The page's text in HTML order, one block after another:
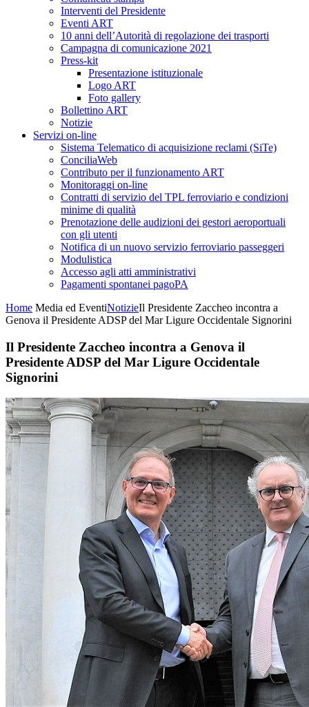
Interventi del Presidente
Eventi ART
10 anni dell’Autorità di regolazione dei trasporti
Campagna di comunicazione 2021
Press-kit
Presentazione istituzionale
Logo ART
Foto gallery
Bollettino ART
Notizie
Servizi on-line
Sistema Telematico di acquisizione reclami (SiTe)
ConciliaWeb
Contributo per il funzionamento ART
Monitoraggi on-line
Contratti di servizio del TPL ferroviario e condizioni
minime di qualità
Prenotazione delle audizioni dei gestori aeroportuali
con gli utenti
Notifica di un nuovo servizio ferroviario passeggeri
Modulistica
Accesso agli atti amministrativi
Pagamenti spontanei pagoPA
Home Media ed EventiNotizieIl Presidente Zaccheo incontra a
Genova il Presidente ADSP del Mar Ligure Occidentale Signorini
Il Presidente Zaccheo incontra a Genova il
Presidente ADSP del Mar Ligure Occidentale
Signorini